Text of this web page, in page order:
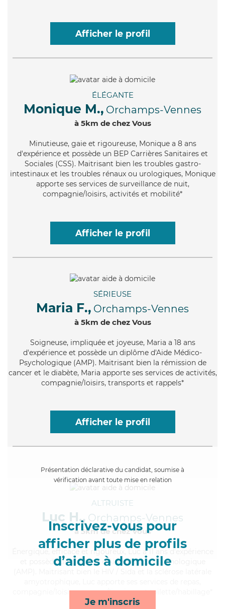
Afficher le profil
ÉLÉGANTE
Monique M., Orchamps-Vennes
à 5km de chez Vous
Minutieuse, gaie et rigoureuse, Monique a 8 ans
d'expérience et possède un BEP Carrières Sanitaires et
Sociales (CSS). Maitrisant bien les troubles gastro-
intestinaux et les troubles rénaux ou urologiques, Monique
apporte ses services de surveillance de nuit,
compagnie/loisirs, activités et mobilité*
Afficher le profil
SÉRIEUSE
Maria F., Orchamps-Vennes
à 5km de chez Vous
Soigneuse, impliquée et joyeuse, Maria a 18 ans
d'expérience et possède un diplôme d'Aide Médico-
Psychologique (AMP). Maitrisant bien la rémission de
cancer et le diabète, Maria apporte ses services de activités,
compagnie/loisirs, transports et rappels*
Afficher le profil
Présentation déclarative du candidat, soumise à
vérification avant toute mise en relation
Inscrivez-vous pour
afficher plus de profils
d’aides à domicile
Je m'inscris
ALTRUISTE
Luc H., Orchamps-Vennes
à 5km de chez Vous
, efficace et rigoureux, Luc a 11 ans d'expérience
et possède un diplôme d'Aide Médico-Psychologique
compagnie/loisirs, courses/livraison et toilette/habillage*